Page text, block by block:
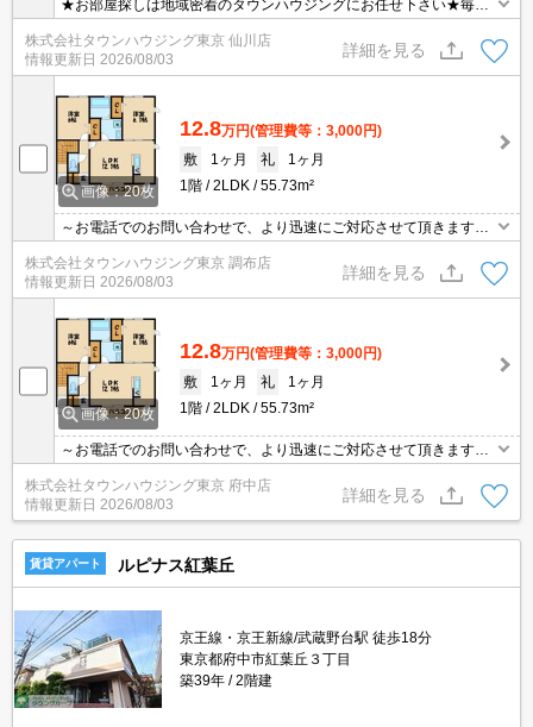
★お部屋探しは地域密着のタウンハウジングにお任せ下さい★毎日
株式会社タウンハウジング東京 仙川店
情報更新日 2026/08/03
詳細を見る
画像：20枚
12.8万円(管理費等：3,000円)
敷
1ヶ月 礼
1ヶ月
1階
2LDK 55.73m²
～お電話でのお問い合わせで、より迅速にご対応させて頂きます～
株式会社タウンハウジング東京 調布店
情報更新日 2026/08/03
詳細を見る
画像：20枚
12.8万円(管理費等：3,000円)
敷
1ヶ月 礼
1ヶ月
1階
2LDK 55.73m²
～お電話でのお問い合わせで、より迅速にご対応させて頂きます～
株式会社タウンハウジング東京 府中店
情報更新日 2026/08/03
詳細を見る
賃貸アパート ルピナス紅葉丘
京王線・京王新線/武蔵野台駅 徒歩18分
東京都府中市紅葉丘３丁目
築39年
2階建